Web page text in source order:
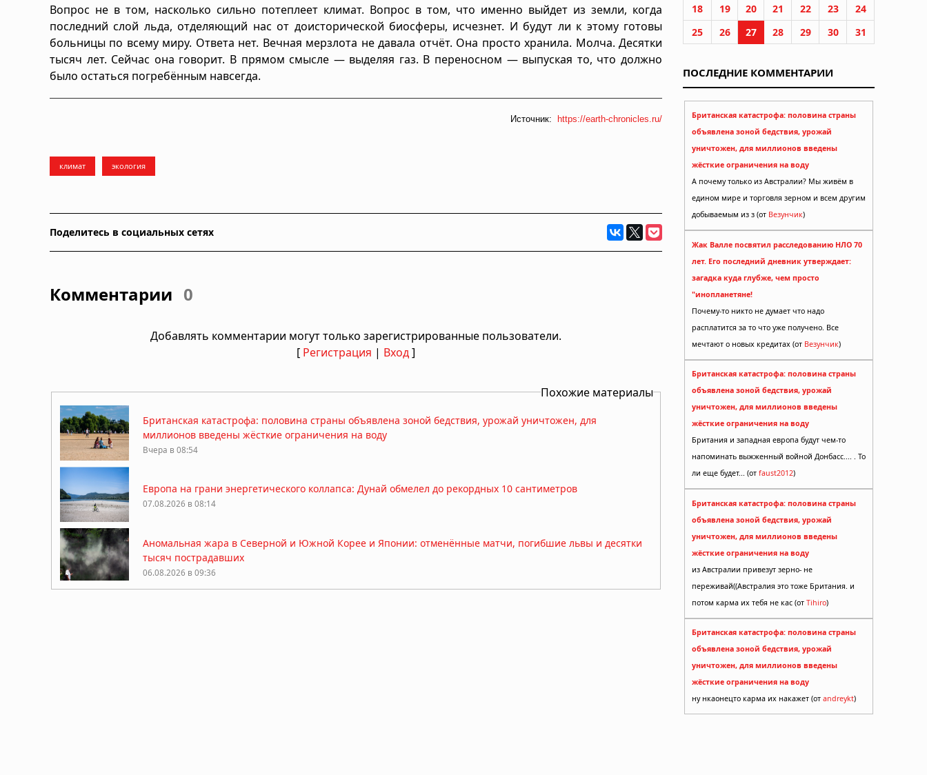
Вопрос не в том, насколько сильно потеплеет климат. Вопрос в том, что именно выйдет из земли, когда
последний слой льда, отделяющий нас от доисторической биосферы, исчезнет. И будут ли к этому готовы
больницы по всему миру. Ответа нет. Вечная мерзлота не давала отчёт. Она просто хранила. Молча. Десятки
тысяч лет. Сейчас она говорит. В прямом смысле — выделяя газ. В переносном — выпуская то, что должно
было остаться погребённым навсегда.
Источник: https://earth-chronicles.ru/
климат экология
Поделитесь в социальных сетях
Комментарии 0
Добавлять комментарии могут только зарегистрированные пользователи.
[ Регистрация | Вход]
Похожие материалы
Британская катастрофа: половина страны объявлена зоной бедствия, урожай уничтожен, для
миллионов введены жёсткие ограничения на воду
Вчера в 08:54
Европа на грани энергетического коллапса: Дунай обмелел до рекордных 10 сантиметров
07.08.2026 в 08:14
Аномальная жара в Северной и Южной Корее и Японии: отменённые матчи, погибшие львы и десятки
тысяч пострадавших
06.08.2026 в 09:36
18
19 20 21 22 23
24
25
26 27 28 29 30 31
ПОСЛЕДНИЕ КОММЕНТАРИИ
Британская катастрофа: половина страны
объявлена зоной бедствия, урожай
уничтожен, для миллионов введены
жёсткие ограничения на воду
А почему только из Австралии? Мы живём в
едином мире и торговля зерном и всем другим
добываемым из з (от Везунчик)
Жак Валле посвятил расследованию НЛО 70
лет. Его последний дневник утверждает:
загадка куда глубже, чем просто
"инопланетяне!
Почему-то никто не думает что надо
расплатится за то что уже получено. Все
мечтают о новых кредитах (от Везунчик)
Британская катастрофа: половина страны
объявлена зоной бедствия, урожай
уничтожен, для миллионов введены
жёсткие ограничения на воду
Британия и западная европа будут чем-то
напоминать выжженный войной Донбасс.... . То
ли еще будет... (от faust2012)
Британская катастрофа: половина страны
объявлена зоной бедствия, урожай
уничтожен, для миллионов введены
жёсткие ограничения на воду
из Австралии привезут зерно- не
переживай((Австралия это тоже Британия. и
потом карма их тебя не кас (от Tihiro)
Британская катастрофа: половина страны
объявлена зоной бедствия, урожай
уничтожен, для миллионов введены
жёсткие ограничения на воду
ну нкаонецто карма их накажет (от andreykt)